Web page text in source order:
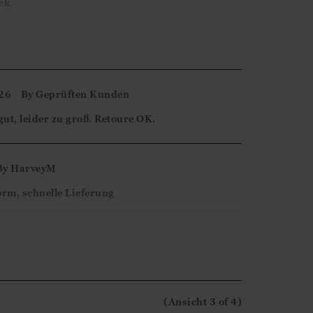
By Geprüften Kunden
leider zu groß. Retoure OK.
HarveyM
schnelle Lieferung
(Ansicht 3 of 4)